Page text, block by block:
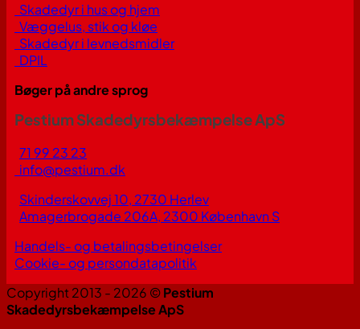
Skadedyr i hus og hjem
Væggelus, stik og kløe
Skadedyr i levnedsmidler
DPIL
Bøger på andre sprog
Pestium Skadedyrsbekæmpelse ApS
71 99 23 23
info@pestium.dk
Skinderskovvej 10, 2730 Herlev
Amagerbrogade 206A, 2300 København S
Handels- og betalingsbetingelser
Cookie- og persondatapolitik
Copyright 2013 - 2026 ©Pestium
Skadedyrsbekæmpelse ApS